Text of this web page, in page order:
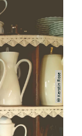
©
Kerstin Rose